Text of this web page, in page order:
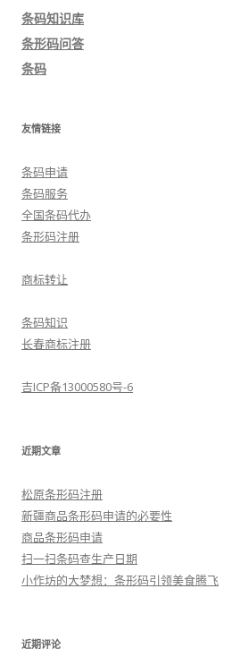
条码知识库
条形码问答
条码
友情链接
条码申请
条码服务
全国条码代办
条形码注册
商标转让
条码知识
长春商标注册
吉ICP备13000580号-6
近期文章
松原条形码注册
新疆商品条形码申请的必要性
商品条形码申请
扫一扫条码查生产日期
小作坊的大梦想：条形码引领美食腾飞
近期评论